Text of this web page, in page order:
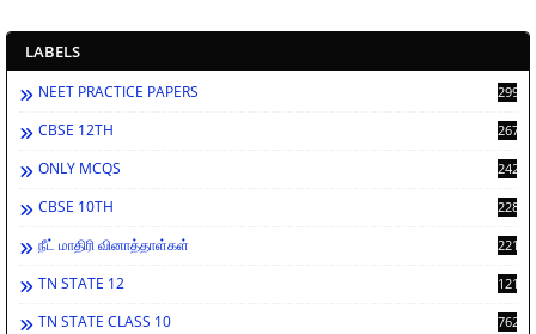
LABELS
NEET PRACTICE PAPERS 2998
CBSE 12TH 2671
ONLY MCQS 2429
CBSE 10TH 2283
நீட் மாதிரி வினாத்தாள்கள் 2213
TN STATE 12 1212
TN STATE CLASS 10 762